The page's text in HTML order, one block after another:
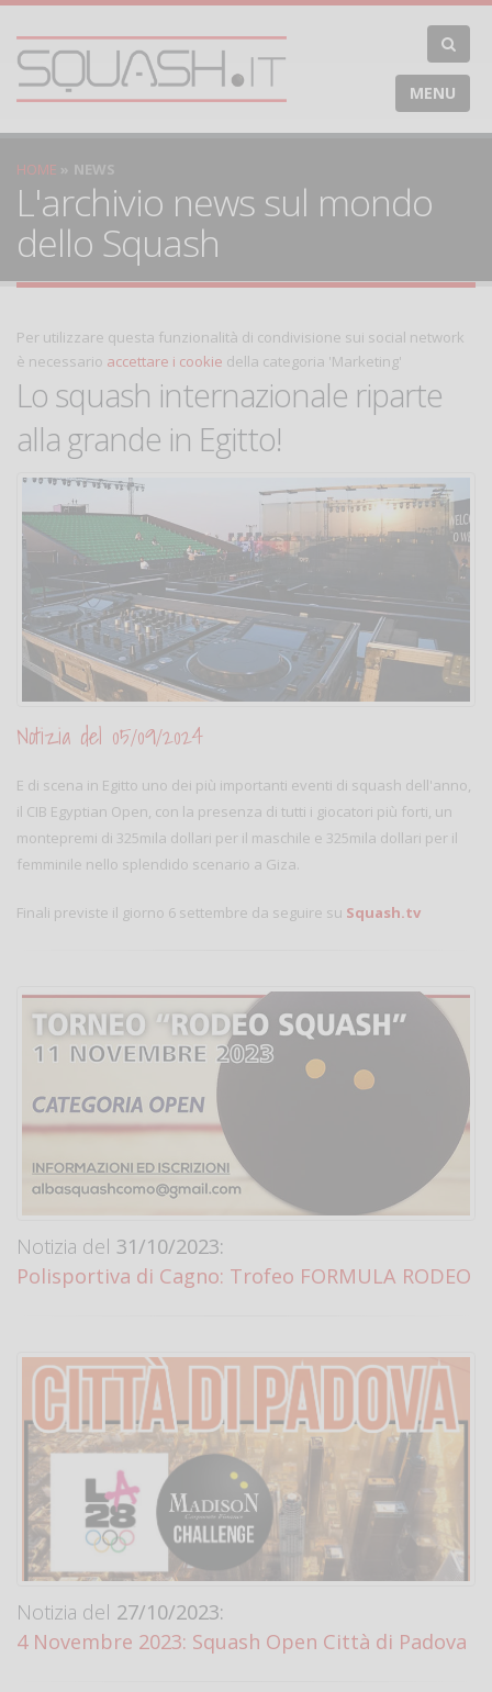
MENU
HOME NEWS
L'archivio news sul mondo
dello Squash
Per utilizzare questa funzionalità di condivisione sui social network
è necessario accettare i cookie della categoria 'Marketing'
Lo squash internazionale riparte
alla grande in Egitto!
Notizia del 05/09/2024
E di scena in Egitto uno dei più importanti eventi di squash dell'anno,
il CIB Egyptian Open, con la presenza di tutti i giocatori più forti, un
montepremi di 325mila dollari per il maschile e 325mila dollari per il
femminile nello splendido scenario a Giza.
Finali previste il giorno 6 settembre da seguire su Squash.tv
Notizia del 31/10/2023:
Polisportiva di Cagno: Trofeo FORMULA RODEO
Notizia del 27/10/2023:
4 Novembre 2023: Squash Open Città di Padova